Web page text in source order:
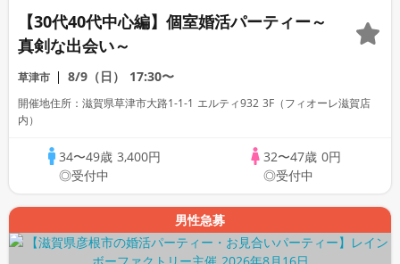
【30代40代中心編】個室婚活パーティー～
真剣な出会い～
草津市 8/9（日） 17:30〜
開催地住所：滋賀県草津市大路1-1-1 エルティ932 3F（フィオーレ滋賀店
内）
34〜49歳 3,400円
◎受付中
32〜47歳 0円
◎受付中
男性急募